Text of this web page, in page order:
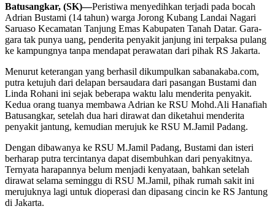
Batusangkar, (SK)—Peristiwa menyedihkan terjadi pada bocah
Adrian Bustami (14 tahun) warga Jorong Kubang Landai Nagari
Saruaso Kecamatan Tanjung Emas Kabupaten Tanah Datar. Gara-
gara tak punya uang, penderita penyakit janjung ini terpaksa pulang
ke kampungnya tanpa mendapat perawatan dari pihak RS Jakarta.
Menurut keterangan yang berhasil dikumpulkan sabanakaba.com,
putra ketujuh dari delapan bersaudara dari pasangan Bustami dan
Linda Rohani ini sejak beberapa waktu lalu menderita penyakit.
Kedua orang tuanya membawa Adrian ke RSU Mohd.Ali Hanafiah
Batusangkar, setelah dua hari dirawat dan diketahui menderita
penyakit jantung, kemudian merujuk ke RSU M.Jamil Padang.
Dengan dibawanya ke RSU M.Jamil Padang, Bustami dan isteri
berharap putra tercintanya dapat disembuhkan dari penyakitnya.
Ternyata harapannya belum menjadi kenyataan, bahkan setelah
dirawat selama seminggu di RSU M.Jamil, pihak rumah sakit ini
merujuknya lagi untuk dioperasi dan dipasang cincin ke RS Jantung
di Jakarta.